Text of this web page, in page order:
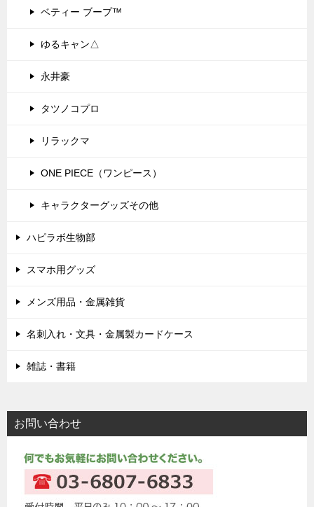
ベティー ブープ™
ゆるキャン△
永井豪
タツノコプロ
リラックマ
ONE PIECE（ワンピース）
キャラクターグッズその他
ハピラボ生物部
スマホ用グッズ
メンズ用品・金属雑貨
名刺入れ・文具・金属製カードケース
雑誌・書籍
お問い合わせ